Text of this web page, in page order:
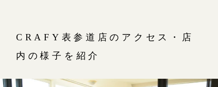
指輪作品集
お客様インタビュー
指輪のハンドメイド・手作り
CRAFY表参道店のアクセス・店
内の様子を紹介
こちら